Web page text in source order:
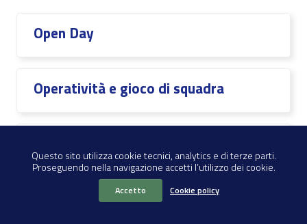
Questo sito utilizza cookie tecnici, analytics e di terze parti.
Proseguendo nella navigazione accetti l’utilizzo dei cookie.
Accetto Cookie policy
Open Day
Operatività e gioco di squadra